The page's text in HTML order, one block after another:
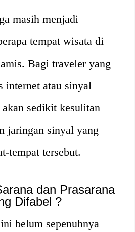
masih menjadi
tempat wisata di
Bagi traveler yang
internet atau sinyal
sedikit kesulitan
jaringan sinyal yang
tempat tersebut.
dan Prasarana
Difabel ?
belum sepenuhnya